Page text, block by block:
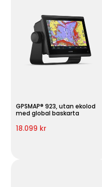
GPSMAP® 923, utan ekolod
med global baskarta
18.099 kr